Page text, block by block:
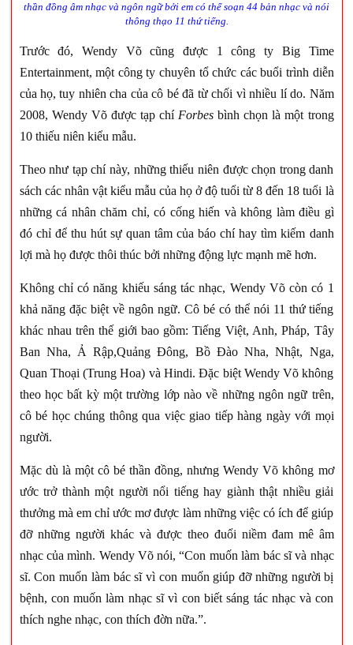
thần đồng âm nhạc và ngôn ngữ bởi em có thể soạn 44 bản nhạc và nói
thông thạo 11 thứ tiếng.
Trước đó, Wendy Võ cũng được 1 công ty Big Time
Entertainment, một công ty chuyên tổ chức các buổi trình diễn
của họ, tuy nhiên cha của cô bé đã từ chối vì nhiều lí do. Năm
2008, Wendy Võ được tạp chí Forbes bình chọn là một trong
10 thiếu niên kiểu mẫu.
Theo như tạp chí này, những thiếu niên được chọn trong danh
sách các nhân vật kiểu mẫu của họ ở độ tuổi từ 8 đến 18 tuổi là
những cá nhân chăm chỉ, có cống hiến và không làm điều gì
đó chỉ để thu hút sự quan tâm của báo chí hay tìm kiếm danh
lợi mà họ được thôi thúc bởi những động lực mạnh mẽ hơn.
Không chỉ có năng khiếu sáng tác nhạc, Wendy Võ còn có 1
khả năng đặc biệt về ngôn ngữ. Cô bé có thể nói 11 thứ tiếng
khác nhau trên thế giới bao gồm: Tiếng Việt, Anh, Pháp, Tây
Ban Nha, Ả Rập,Quảng Đông, Bồ Đào Nha, Nhật, Nga,
Quan Thoại (Trung Hoa) và Hindi. Đặc biệt Wendy Võ không
theo học bất kỳ một trường lớp nào về những ngôn ngữ trên,
cô bé học chúng thông qua việc giao tiếp hàng ngày với mọi
người.
Mặc dù là một cô bé thần đồng, nhưng Wendy Võ không mơ
ước trở thành một người nổi tiếng hay giành thật nhiều giải
thưởng mà em chỉ ước mơ được làm những việc có ích để giúp
đỡ những người khác và được theo đuổi niềm đam mê âm
nhạc của mình. Wendy Võ nói, “Con muốn làm bác sĩ và nhạc
sĩ. Con muốn làm bác sĩ vì con muốn giúp đỡ những người bị
bệnh, con muốn làm nhạc sĩ vì con biết sáng tác nhạc và con
thích nghe nhạc, con thích đờn nữa.”.